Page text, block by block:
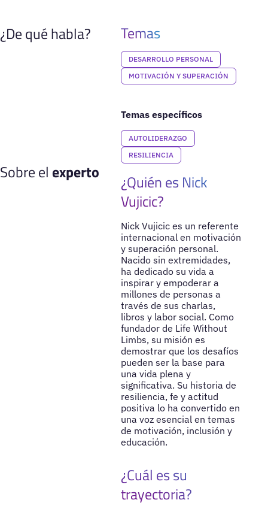
¿De qué habla? Temas
DESARROLLO PERSONAL
MOTIVACIÓN Y SUPERACIÓN
Temas específicos
AUTOLIDERAZGO
RESILIENCIA
Sobre el experto
¿Quién es Nick
Vujicic?
Nick Vujicic es un referente
internacional en motivación
y superación personal.
Nacido sin extremidades,
ha dedicado su vida a
inspirar y empoderar a
millones de personas a
través de sus charlas,
libros y labor social. Como
fundador de Life Without
Limbs, su misión es
demostrar que los desafíos
pueden ser la base para
una vida plena y
significativa. Su historia de
resiliencia, fe y actitud
positiva lo ha convertido en
una voz esencial en temas
de motivación, inclusión y
educación.
¿Cuál es su
trayectoria?